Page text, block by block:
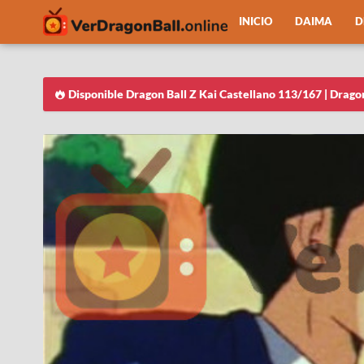
INICIO DAIMA
Disponible Dragon Ball Z Kai Castellano 113/167 |